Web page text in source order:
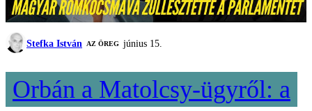
Stefka István AZ ÖREG június 15.
Orbán a Matolcsy-ügyről: a